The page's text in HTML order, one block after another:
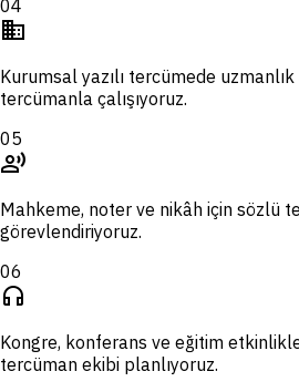
04
domain
Kurumsal yazılı tercümede
tercümanla çalışıyoruz.
05
record_voice_over
Mahkeme, noter ve nikâh için sözlü
görevlendiriyoruz.
06
headphones
Kongre, konferans ve eğitim
tercüman ekibi planlıyoruz.